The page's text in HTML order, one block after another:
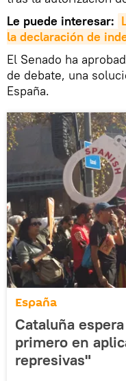
Le puede interesar:
la declaración de
El Senado ha
de debate, una
España.
España
Cataluña
primero en
represivas"